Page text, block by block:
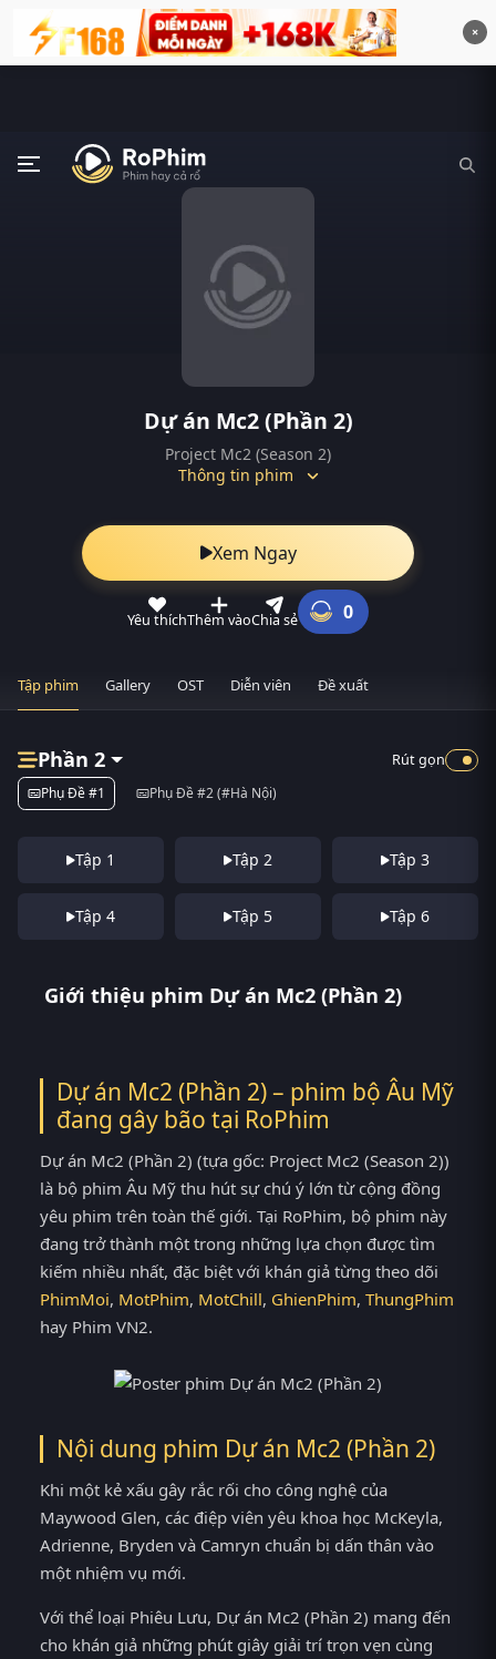
×
Dự án Mc2 (Phần 2)
Project Mc2 (Season 2)
Thông tin phim
Xem Ngay
Yêu thíchThêm vàoChia sẻ 0
Tập phim Gallery OST Diễn viên Đề xuất
Phần 2
Phụ Đề #1 Phụ Đề #2 (#Hà Nội)
Rút gọn
Tập 1 Tập 2 Tập 3
Tập 4 Tập 5 Tập 6
Giới thiệu phim Dự án Mc2 (Phần 2)
Dự án Mc2 (Phần 2) – phim bộ Âu Mỹ
đang gây bão tại RoPhim
Dự án Mc2 (Phần 2) (tựa gốc: Project Mc2 (Season 2))
là bộ phim Âu Mỹ thu hút sự chú ý lớn từ cộng đồng
yêu phim trên toàn thế giới. Tại RoPhim, bộ phim này
đang trở thành một trong những lựa chọn được tìm
kiếm nhiều nhất, đặc biệt với khán giả từng theo dõi
PhimMoi, MotPhim, MotChill, GhienPhim, ThungPhim
hay Phim VN2.
Nội dung phim Dự án Mc2 (Phần 2)
Khi một kẻ xấu gây rắc rối cho công nghệ của
Maywood Glen, các điệp viên yêu khoa học McKeyla,
Adrienne, Bryden và Camryn chuẩn bị dấn thân vào
một nhiệm vụ mới.
Với thể loại Phiêu Lưu, Dự án Mc2 (Phần 2) mang đến
cho khán giả những phút giây giải trí trọn vẹn cùng